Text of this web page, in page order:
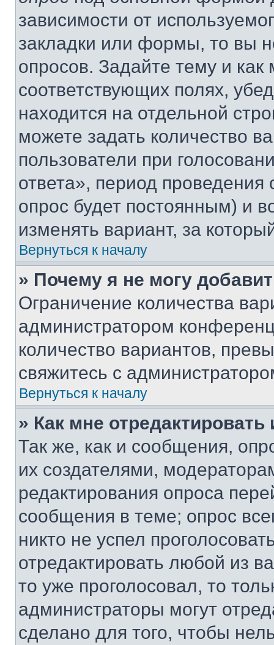
зависимости от
закладки или формы, то вы
опросов. Задайте тему и
соответствующих полях,
находится на отдельной
можете задать количество
пользователи при
ответа», период проведения
опрос будет постоянным) и
изменять вариант, за
Вернуться к началу
» Почему я не могу
Ограничение количества
администратором
количество вариантов,
свяжитесь с
Вернуться к началу
» Как мне
Так же, как и сообщения,
их создателями,
редактирования опроса
сообщения в теме; опрос
никто не успел
отредактировать любой из
то уже проголосовал, то
администраторы могут
сделано для того, чтобы